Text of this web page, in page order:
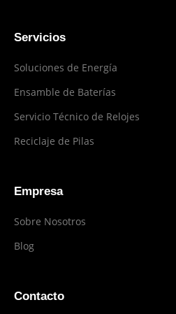
Servicios
Soluciones de Energía
Ensamble de Baterías
Servicio Técnico de Relojes
Reciclaje de Pilas
Empresa
Sobre Nosotros
Blog
Contacto